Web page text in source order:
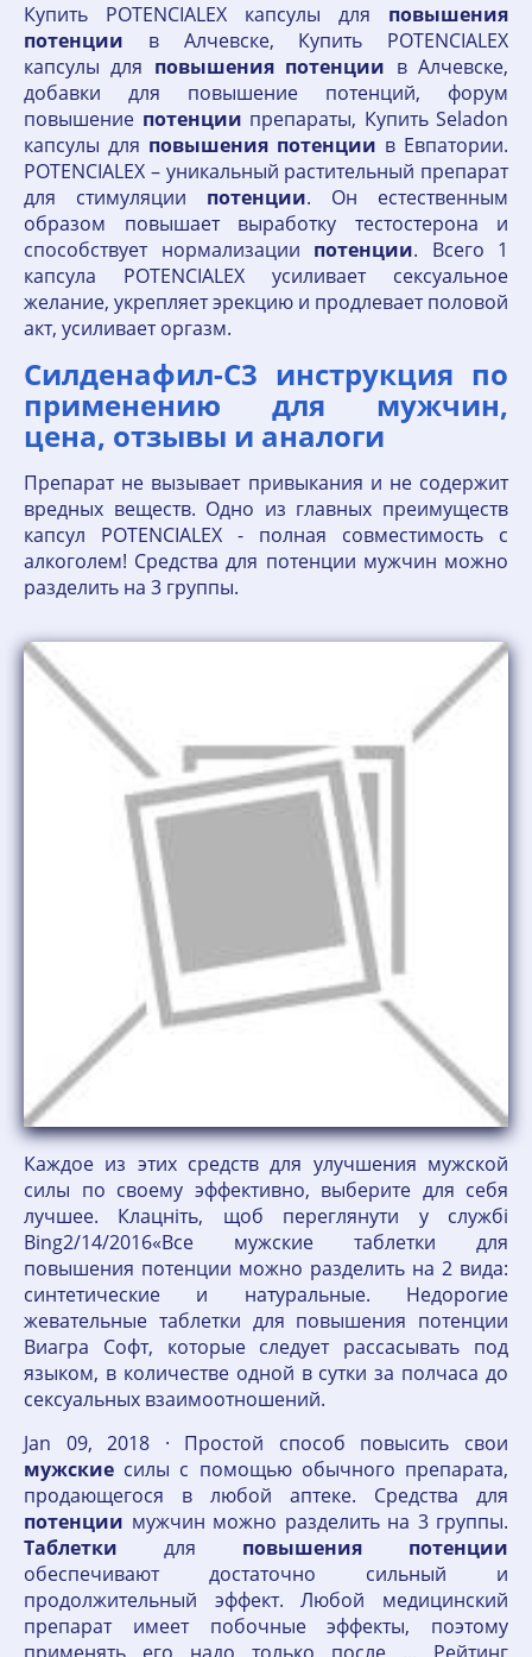
Купить POTENCIALEX капсулы для повышения
потенции в Алчевске, Купить POTENCIALEX
капсулы для повышения потенции в Алчевске,
добавки для повышение потенций, форум
повышение потенции препараты, Купить Seladon
капсулы для повышения потенции в Евпатории.
POTENCIALEX – уникальный растительный препарат
для стимуляции потенции. Он естественным
образом повышает выработку тестостерона и
способствует нормализации потенции. Всего 1
капсула POTENCIALEX усиливает сексуальное
желание, укрепляет эрекцию и продлевает половой
акт, усиливает оргазм.
Силденафил-С3 инструкция по
применению для мужчин,
цена, отзывы и аналоги
Препарат не вызывает привыкания и не содержит
вредных веществ. Одно из главных преимуществ
капсул POTENCIALEX - полная совместимость с
алкоголем! Средства для потенции мужчин можно
разделить на 3 группы.
Каждое из этих средств для улучшения мужской
силы по своему эффективно, выберите для себя
лучшее. Клацніть, щоб переглянути у службі
Bing2/14/2016«Все мужские таблетки для
повышения потенции можно разделить на 2 вида:
синтетические и натуральные. Недорогие
жевательные таблетки для повышения потенции
Виагра Софт, которые следует рассасывать под
языком, в количестве одной в сутки за полчаса до
сексуальных взаимоотношений.
Jan 09, 2018 · Простой способ повысить свои
мужские силы с помощью обычного препарата,
продающегося в любой аптеке. Средства для
потенции мужчин можно разделить на 3 группы.
Таблетки для повышения
потенции
обеспечивают достаточно сильный и
продолжительный эффект. Любой медицинский
препарат имеет побочные эффекты, поэтому